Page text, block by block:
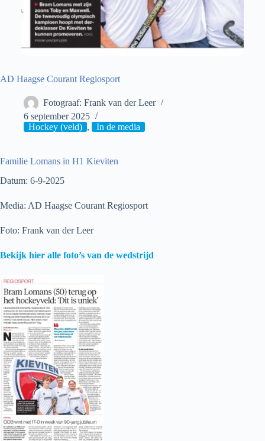
AD Haagse Courant Regiosport
Fotograaf: Frank van der Leer
6 september 2025
Hockey (veld) , In de media
Familie Lomans in H1 Kieviten
Datum: 6-9-2025
Media: AD Haagse Courant Regiosport
Foto: Frank van der Leer
Bekijk hier alle foto’s van de wedstrijd